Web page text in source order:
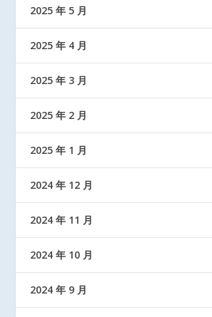
2025 年 5 月
2025 年 4 月
2025 年 3 月
2025 年 2 月
2025 年 1 月
2024 年 12 月
2024 年 11 月
2024 年 10 月
2024 年 9 月